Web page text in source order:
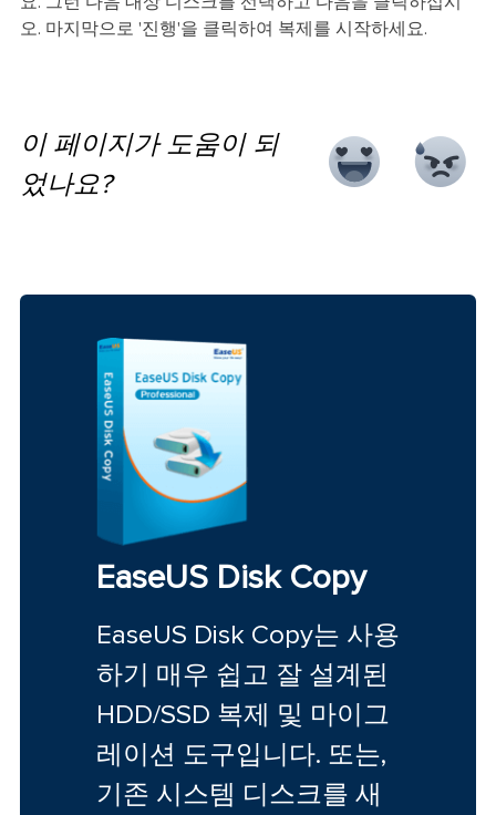
오. 마지막으로 '진행'을 클릭하여 복제를 시작하세요.
이 페이지가 도움이 되
었나요?
EaseUS Disk Copy
EaseUS Disk Copy는 사용
하기 매우 쉽고 잘 설계된
HDD/SSD 복제 및 마이그
레이션 도구입니다. 또는,
기존 시스템 디스크를 새